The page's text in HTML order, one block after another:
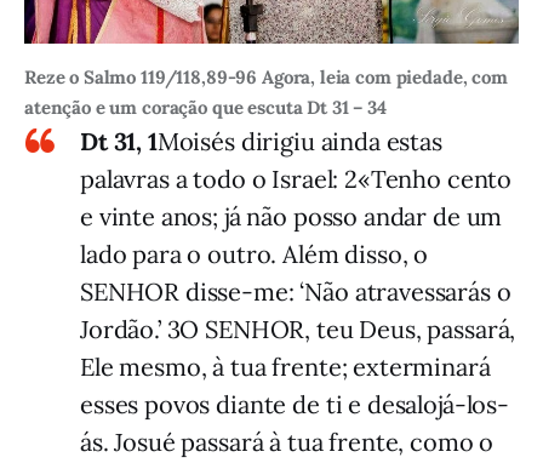
Reze o Salmo 119/118,89-96 Agora, leia com piedade, com
atenção e um coração que escuta Dt 31 – 34
Dt 31, 1Moisés dirigiu ainda estas
palavras a todo o Israel: 2«Tenho cento
e vinte anos; já não posso andar de um
lado para o outro. Além disso, o
SENHOR disse-me: ‘Não atravessarás o
Jordão.’ 3O SENHOR, teu Deus, passará,
Ele mesmo, à tua frente; exterminará
esses povos diante de ti e desalojá-los-
ás. Josué passará à tua frente, como o